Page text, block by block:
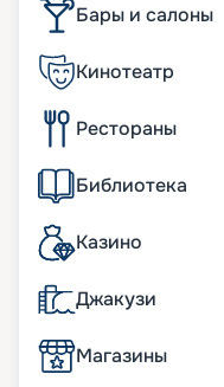
разносторонним
характеристики
• ширина – 38 м;
• длина – 333 м;
• число палуб – 18.
• водоизмещение –
• скорость – 23,3
• общее число кают
размещается до 4
К услугам
масштабами: 18
пассажира. Не
Бары и салоны
Кинотеатр
Рестораны
Библиотека
Казино
Джакузи
Магазины